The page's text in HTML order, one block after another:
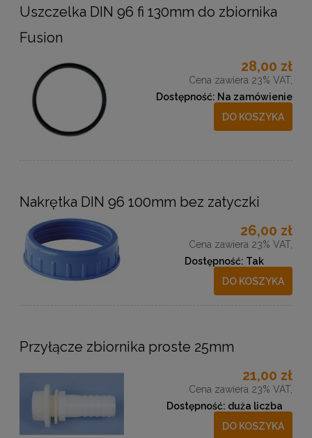
Uszczelka DIN 96 fi 130mm do zbiornika
Fusion
28,00 zł
Cena zawiera 23% VAT,
Dostępność: Na zamówienie
DO KOSZYKA
Nakrętka DIN 96 100mm bez zatyczki
26,00 zł
Cena zawiera 23% VAT,
Dostępność: Tak
DO KOSZYKA
Przyłącze zbiornika proste 25mm
21,00 zł
Cena zawiera 23% VAT,
Dostępność: duża liczba
DO KOSZYKA